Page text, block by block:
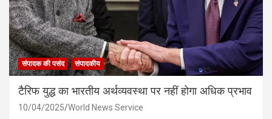
संपादक की पसंद संपादकीय
टैरिफ युद्ध का भारतीय अर्थव्यवस्था पर नहीं होगा अधिक प्रभाव
10/04/2025 World News Service